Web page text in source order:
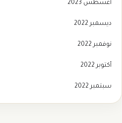
أغسطس 2023
ديسمبر 2022
نوفمبر 2022
أكتوبر 2022
سبتمبر 2022